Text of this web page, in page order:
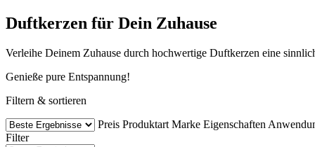
Duftkerzen für Dein Zuhause
Verleihe Deinem Zuhause durch hochwertige Duftkerzen eine
Genieße pure Entspannung!
Filtern & sortieren
Preis Produktart Marke Eigenschaften
Filter